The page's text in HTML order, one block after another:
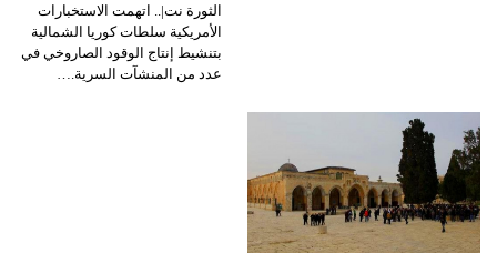
الثورة نت|.. اتهمت الاستخبارات
الأمريكية سلطات كوريا الشمالية
بتنشيط إنتاج الوقود الصاروخي في
عدد من المنشآت السرية.…